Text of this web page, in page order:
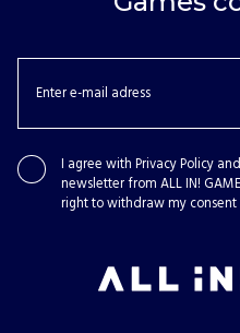
I agree with Privacy Policy
newsletter from ALL IN!
right to withdraw my